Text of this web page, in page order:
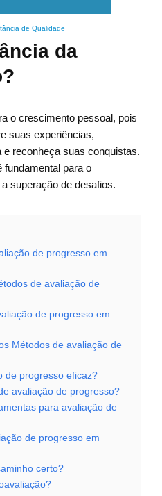
de Qualidade
da
o crescimento pessoal, pois
suas experiências,
e reconheça suas conquistas.
fundamental para o
superação de desafios.
de progresso em
de avaliação de
de progresso em
Métodos de avaliação de
de progresso eficaz?
avaliação de progresso?
para avaliação de
de progresso em
certo?